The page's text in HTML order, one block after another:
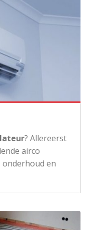
? Allereerst
airco
onderhoud en